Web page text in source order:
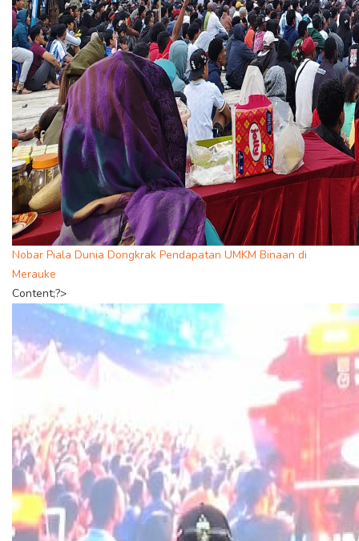
Nobar Piala Dunia Dongkrak Pendapatan UMKM Binaan di
Merauke
Content;?>